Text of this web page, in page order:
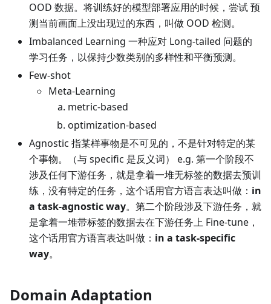
OOD 数据。将训练好的模型部署应用的时候，尝试 预
测当前画面上没出现过的东西，叫做 OOD 检测。
Imbalanced Learning 一种应对 Long-tailed 问题的
学习任务，以保持少数类别的多样性和平衡预测。
Few-shot
Meta-Learning
metric-based
optimization-based
Agnostic 指某样事物是不可见的，不是针对特定的某
个事物。（与 specific 是反义词） e.g. 第一个阶段不
涉及任何下游任务，就是拿着一堆无标签的数据去预训
练，没有特定的任务，这个话用官方语言表达叫做： in
a task-agnostic way。第二个阶段涉及下游任务，就
是拿着一堆带标签的数据去在下游任务上 Fine-tune，
这个话用官方语言表达叫做： in a task-specific
way。
Domain Adaptation